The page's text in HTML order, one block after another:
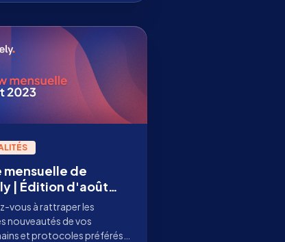
mensuelle de
| Édition d'août
vous à rattraper les
nouveautés de vos
et protocoles préférés.